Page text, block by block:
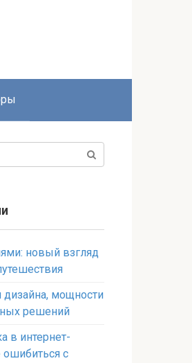
новый взгляд
дизайна, мощности
решений
в интернет-
ошибиться с